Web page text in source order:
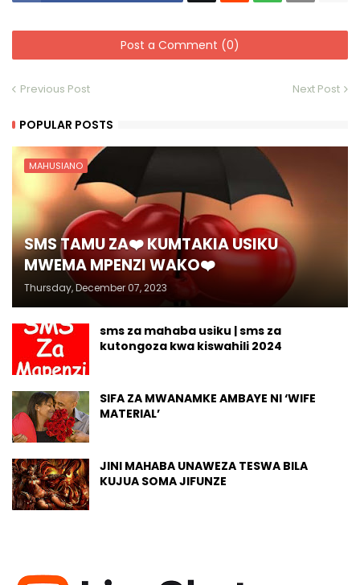
Post a Comment (0)
Previous Post Next Post
POPULAR POSTS
MAHUSIANO
SMS TAMU ZA❤️ KUMTAKIA USIKU
MWEMA MPENZI WAKO❤️
Thursday, December 07, 2023
sms za mahaba usiku | sms za
kutongoza kwa kiswahili 2024
SIFA ZA MWANAMKE AMBAYE NI ‘WIFE
MATERIAL’
JINI MAHABA UNAWEZA TESWA BILA
KUJUA SOMA JIFUNZE